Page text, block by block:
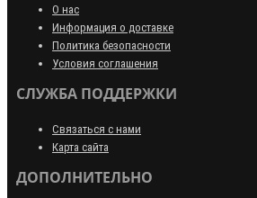
О нас
Информация о доставке
Политика безопасности
Условия соглашения
СЛУЖБА ПОДДЕРЖКИ
Связаться с нами
Карта сайта
ДОПОЛНИТЕЛЬНО